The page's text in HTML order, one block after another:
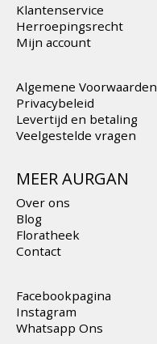
Klantenservice
Herroepingsrecht
Mijn account
Algemene Voorwaarden
Privacybeleid
Levertijd en betaling
Veelgestelde vragen
MEER AURGAN
Over ons
Blog
Floratheek
Contact
Facebookpagina
Instagram
Whatsapp Ons